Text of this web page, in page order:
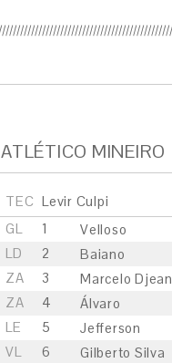
ATLÉTICO MINEIRO
TEC Levir Culpi
GL
1
Velloso
LD
2
Baiano
ZA
3
Marcelo Djean
ZA
4
Álvaro
LE
5
Jefferson
VL
6
Gilberto Silva